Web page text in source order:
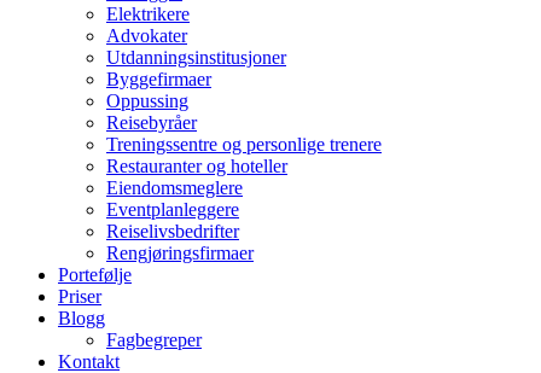
Elektrikere
Advokater
Utdanningsinstitusjoner
Byggefirmaer
Oppussing
Reisebyråer
Treningssentre og personlige trenere
Restauranter og hoteller
Eiendomsmeglere
Eventplanleggere
Reiselivsbedrifter
Rengjøringsfirmaer
Portefølje
Priser
Blogg
Fagbegreper
Kontakt